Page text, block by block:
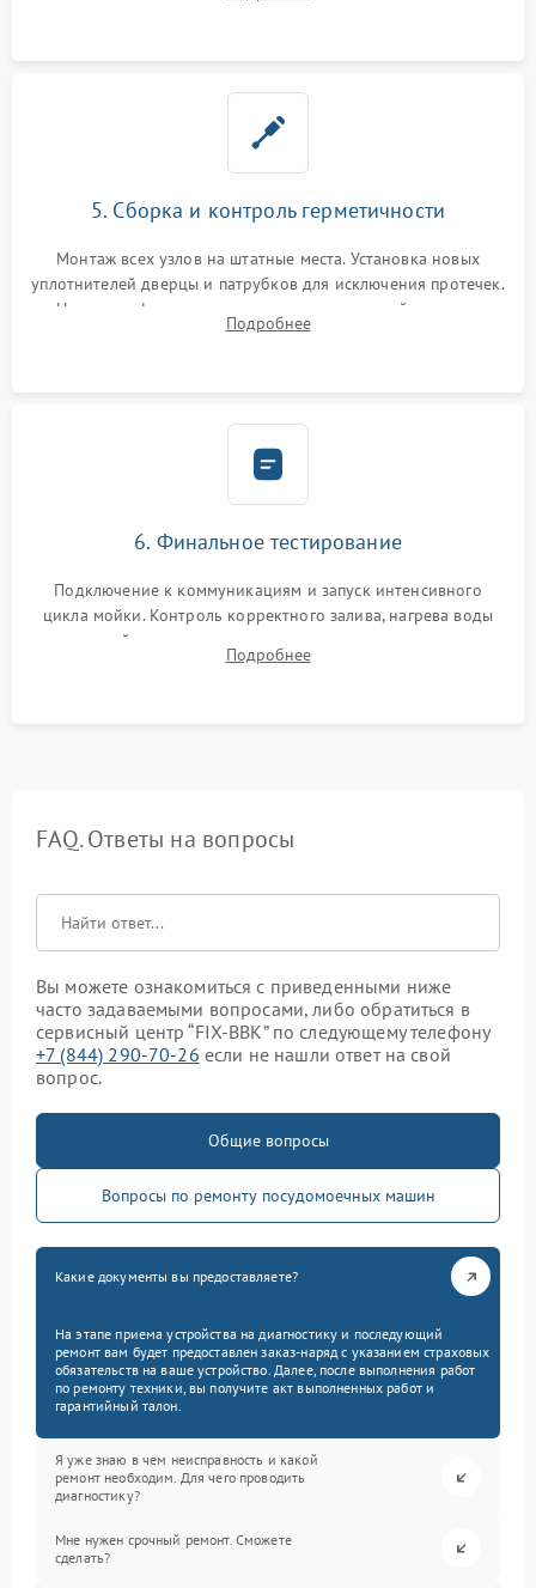
5. Сборка и контроль герметичности
Монтаж всех узлов на штатные места. Установка новых
уплотнителей дверцы и патрубков для исключения протечек.
Надежная фиксация хомутов гидравлической системы,
сборка корпуса и установка датчика поплавка.
Подробнее
6. Финальное тестирование
Подключение к коммуникациям и запуск интенсивного
цикла мойки. Контроль корректного залива, нагрева воды
до нужной температуры, отсутствия посторонних шумов,
штатного слива и абсолютной сухости в поддоне.
Подробнее
FAQ. Ответы на вопросы
Вы можете ознакомиться с приведенными ниже
часто задаваемыми вопросами, либо обратиться в
сервисный центр “FIX-BBK” по следующему телефону
+7 (844) 290-70-26 если не нашли ответ на свой
вопрос.
Общие вопросы
Вопросы по ремонту посудомоечных машин
Какие документы вы предоставляете?
На этапе приема устройства на диагностику и последующий
ремонт вам будет предоставлен заказ-наряд с указанием страховых
обязательств на ваше устройство. Далее, после выполнения работ
по ремонту техники, вы получите акт выполненных работ и
гарантийный талон.
Я уже знаю в чем неисправность и какой
ремонт необходим. Для чего проводить
диагностику?
Мне нужен срочный ремонт. Сможете
сделать?